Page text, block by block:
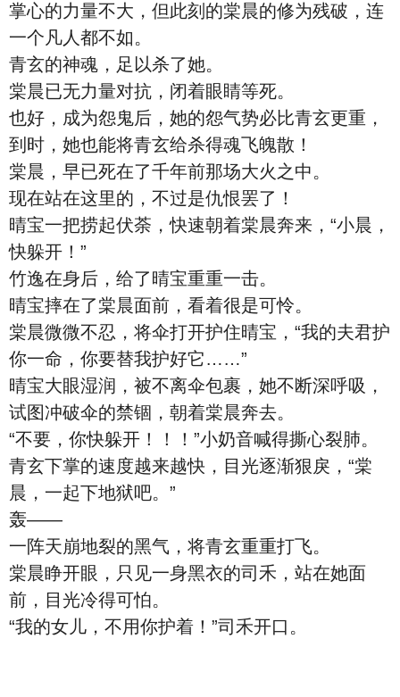
掌心的力量不大，但此刻的棠晨的修为残破，连
一个凡人都不如。
青玄的神魂，足以杀了她。
棠晨已无力量对抗，闭着眼睛等死。
也好，成为怨鬼后，她的怨气势必比青玄更重，
到时，她也能将青玄给杀得魂飞魄散！
棠晨，早已死在了千年前那场大火之中。
现在站在这里的，不过是仇恨罢了！
晴宝一把捞起伏荼，快速朝着棠晨奔来，“小晨，
快躲开！”
竹逸在身后，给了晴宝重重一击。
晴宝摔在了棠晨面前，看着很是可怜。
棠晨微微不忍，将伞打开护住晴宝，“我的夫君护
你一命，你要替我护好它……”
晴宝大眼湿润，被不离伞包裹，她不断深呼吸，
试图冲破伞的禁锢，朝着棠晨奔去。
“不要，你快躲开！！！”小奶音喊得撕心裂肺。
青玄下掌的速度越来越快，目光逐渐狠戾，“棠
晨，一起下地狱吧。”
轰——
一阵天崩地裂的黑气，将青玄重重打飞。
棠晨睁开眼，只见一身黑衣的司禾，站在她面
前，目光冷得可怕。
“我的女儿，不用你护着！”司禾开口。